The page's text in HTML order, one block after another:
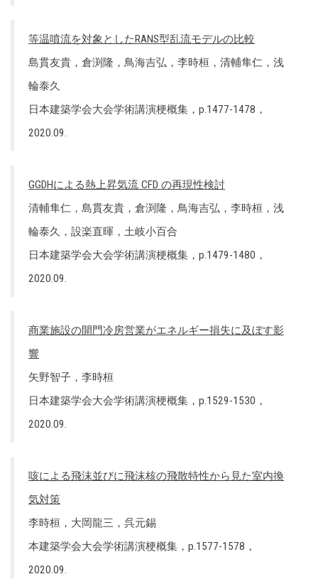
等温噴流を対象としたRANS型乱流モデルの比較
島貫友貴，倉渕隆，鳥海吉弘，李時桓，清輔隼仁，浅
輪泰久
日本建築学会大会学術講演梗概集，p.1477-1478，
2020.09.
GGDHによる熱上昇気流 CFD の再現性検討
清輔隼仁，島貫友貴，倉渕隆，鳥海吉弘，李時桓，浅
輪泰久，設楽直暉，土岐小百合
日本建築学会大会学術講演梗概集，p.1479-1480，
2020.09.
商業施設の開門冷房営業がエネルギー損失に及ぼす影
響
矢野智子，李時桓
日本建築学会大会学術講演梗概集，p.1529-1530，
2020.09.
咳による飛沫並びに飛沫核の飛散特性から見た室内換
気対策
李時桓，大岡龍三，呉元錫
本建築学会大会学術講演梗概集，p.1577-1578，
2020.09.